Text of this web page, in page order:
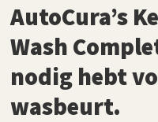
AutoCura’s
Wash
nodig hebt
wasbeurt.